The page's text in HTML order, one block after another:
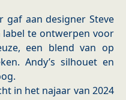
gaf aan designer Steve
te ontwerpen voor
een blend van op
Andy’s silhouet en
in het najaar van 2024